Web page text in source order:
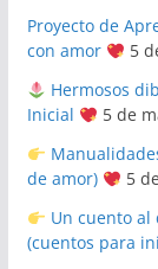
Proyecto de
con amor
5
Hermosos
Inicial
5 de
de amor)
5
Un cuento al
(cuentos para